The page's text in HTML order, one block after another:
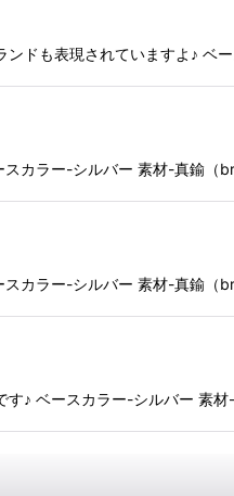
ドも表現されていますよ♪
スカラー-シルバー 素材-真鍮（
カラー-シルバー 素材-真鍮（
♪ ベースカラー-シルバー 素